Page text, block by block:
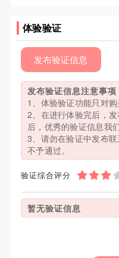
体验验证
发布验证信息
发布验证信息注意事项
1、体验验证功能只对购
2、在进行体验完后，
后，优秀的验证信息我
3、请勿在验证中发布
不予通过。
验证综合评分
暂无验证信息